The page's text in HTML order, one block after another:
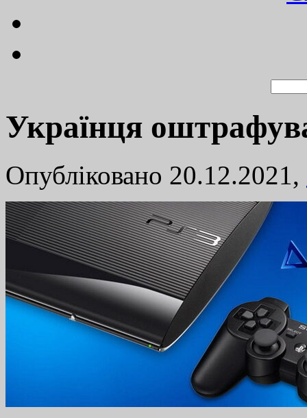
Українця
Опубліковано 20.12.2021,